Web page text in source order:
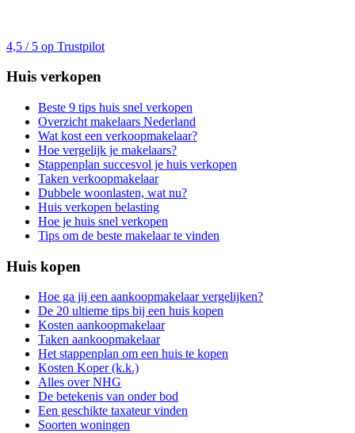
4,5 / 5 op Trustpilot
Huis verkopen
Beste 9 tips huis snel verkopen
Overzicht makelaars Nederland
Wat kost een verkoopmakelaar?
Hoe vergelijk je makelaars?
Stappenplan succesvol je huis verkopen
Taken verkoopmakelaar
Dubbele woonlasten, wat nu?
Huis verkopen belasting
Hoe je huis snel verkopen
Tips om de beste makelaar te vinden
Huis kopen
Hoe ga jij een aankoopmakelaar vergelijken?
De 20 ultieme tips bij een huis kopen
Kosten aankoopmakelaar
Taken aankoopmakelaar
Het stappenplan om een huis te kopen
Kosten Koper (k.k.)
Alles over NHG
De betekenis van onder bod
Een geschikte taxateur vinden
Soorten woningen